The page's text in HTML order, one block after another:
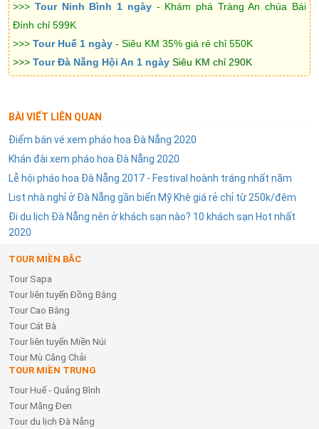
>>> Tour Ninh Bình 1 ngày - Khám phá Tràng An chùa Bái
Đính chỉ 599K
>>> Tour Huế 1 ngày- Siêu KM 35%giá rẻ chỉ 550K
>>> Tour Đà Nẵng Hội An 1 ngàySiêu KM chỉ 290K
BÀI VIẾT LIÊN QUAN
Điểm bán vé xem pháo hoa Đà Nẵng 2020
Khán đài xem pháo hoa Đà Nẵng 2020
Lễ hội pháo hoa Đà Nẵng 2017 - Festival hoành tráng nhất năm
List nhà nghỉ ở Đà Nẵng gần biển Mỹ Khê giá rẻ chỉ từ 250k/đêm
Đi du lịch Đà Nẵng nên ở khách sạn nào? 10 khách sạn Hot nhất
2020
TOUR MIỀN BẮC
Tour Sapa
Tour liên tuyến Đồng Bằng
Tour Cao Bằng
Tour Cát Bà
Tour liên tuyến Miền Núi
Tour Mù Căng Chải
TOUR MIỀN TRUNG
Tour Huế - Quảng Bình
Tour Măng Đen
Tour du lịch Đà Nẵng